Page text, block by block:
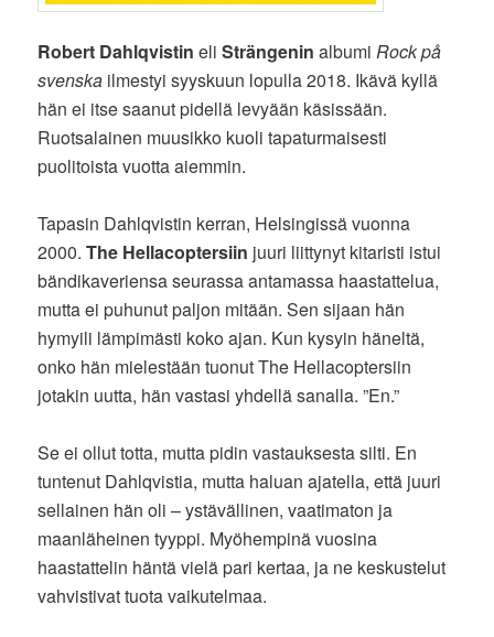
Robert Dahlqvistin eliSträngenin albumi Rock på
svenska ilmestyi syyskuun lopulla 2018. Ikävä kyllä
hän ei itse saanut pidellä levyään käsissään.
Ruotsalainen muusikko kuoli tapaturmaisesti
puolitoista vuotta aiemmin.
Tapasin Dahlqvistin kerran, Helsingissä vuonna
2000.The Hellacoptersiin juuri liittynyt kitaristi istui
bändikaveriensa seurassa antamassa haastattelua,
mutta ei puhunut paljon mitään. Sen sijaan hän
hymyili lämpimästi koko ajan. Kun kysyin häneltä,
onko hän mielestään tuonut The Hellacoptersiin
jotakin uutta, hän vastasi yhdellä sanalla. ”En.”
Se ei ollut totta, mutta pidin vastauksesta silti. En
tuntenut Dahlqvistia, mutta haluan ajatella, että juuri
sellainen hän oli – ystävällinen, vaatimaton ja
maanläheinen tyyppi. Myöhempinä vuosina
haastattelin häntä vielä pari kertaa, ja ne keskustelut
vahvistivat tuota vaikutelmaa.